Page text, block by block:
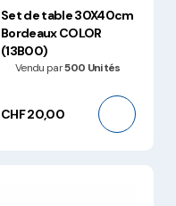
Set de table 30X40cm
Bordeaux COLOR
(13B00)
Vendu par500 Unités
CHF 20,00